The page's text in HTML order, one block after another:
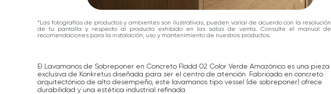
*Las fotografías de productos y ambientes son ilustrativas, pueden variar de acuerdo con la resolución
de tu pantalla y respecto al producto exhibido en las salas de venta. Consulte el manual de
recomendaciones para la instalación, uso y mantenimiento de nuestros productos.
El Lavamanos de Sobreponer en Concreto Fladd 02 Color Verde Amazónico es una pieza
exclusiva de Konkretus diseñada para ser el centro de atención. Fabricado en concreto
arquitectónico de alto desempeño, este lavamanos tipo vessel (de sobreponer) ofrece
durabilidad y una estética industrial refinada.